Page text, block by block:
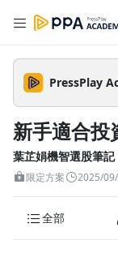
🌞 PPA
2% 點數回
進修 限時
即日起 - 8/
無上限🔥購
$5,000 回
2 天前
PressPlay
新手適合投
葉芷娟機智選股筆
限定方案 2025/
全部
--:--
追